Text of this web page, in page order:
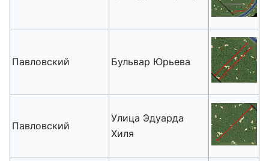
Павловский Бульвар Юрьева
Павловский
Улица Эдуарда
Хиля